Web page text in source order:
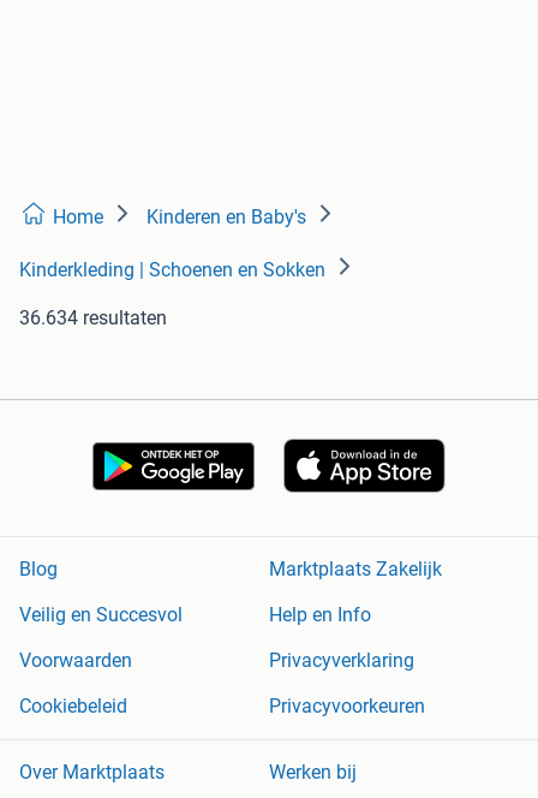
Home Kinderen en Baby's
Kinderkleding | Schoenen en Sokken
36.634 resultaten
Blog
Marktplaats Zakelijk
Veilig en Succesvol
Help en Info
Voorwaarden
Privacyverklaring
Cookiebeleid
Privacyvoorkeuren
Over Marktplaats
Werken bij